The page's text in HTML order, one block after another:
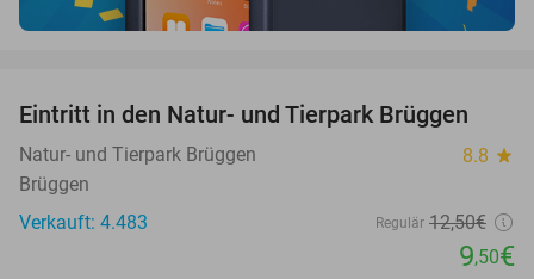
24%
Eintritt in den Natur- und Tierpark Brüggen
Natur- und Tierpark Brüggen 8.8 star
Brüggen
Verkauft: 4.483
Regulär 12,50€
9,50€